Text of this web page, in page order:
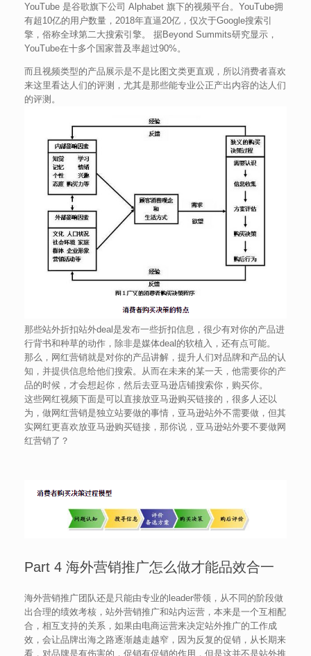
YouTube 是谷歌旗下公司 Alphabet 旗下的视频平台。YouTube拥
有超10亿的用户数量，2018年直逼20亿，仅次于Google搜索引
擎，俗称全球第二大搜索引擎。 据Beyond Summits研究显示，
YouTube在十多个国家普及率超过90%。
而且视频类型的产品展示是不是比图文类更直观，所以消费者喜欢
来这里看达人们的评测，尤其是那些能专业公正产出内容的达人们
的评测。
那些站外折扣站外deal是发布一些折扣信息，很少有对你的产品进
行背书和种草的动作，除非是媒体deal的软植入，还有点可能。
那么，网红营销就是对你的产品讲解，提升人们对品牌和产品的认
知，并提供信息给他们搜索。从而在未来的某一天，他需要你的产
品的时候，才会想起你，然后去亚马逊店铺搜索你，购买你。
这些网红视频下面是可以直接放亚马逊购买链接的，很多人还以
为，做网红营销是独立站要做的事情，亚马逊站外不需要做，但其
实网红更喜欢放亚马逊购买链接，那你说，亚马逊站外要不要做网
红营销了？
Part 4 海外营销推广怎么做才能品效合一
海外营销推广团队还是只能由专业的leader带领，从不同的阶段做
出合理的绩效考核，站外营销推广和站内运营，本来是一个互相配
合，相互支持的关系，如果由电商运营来决定站外推广的工作成
效，会让品牌出海之路逐渐越走越窄，因为反复的促销，从长期来
看，对品牌是有伤害的，促销有促销的作用，但是这并不是站外推